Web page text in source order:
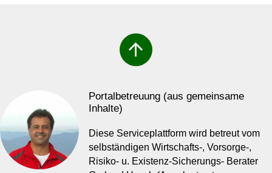
arrow_upward
Portalbetreuung (aus gemeinsame
Inhalte)
Diese Serviceplattform wird betreut vom
selbständigen Wirtschafts-, Vorsorge-,
Risiko- u. Existenz-Sicherungs- Berater